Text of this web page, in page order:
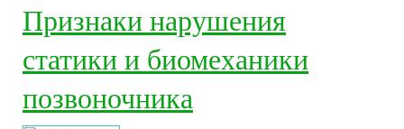
Признаки нарушения
статики и биомеханики
позвоночника